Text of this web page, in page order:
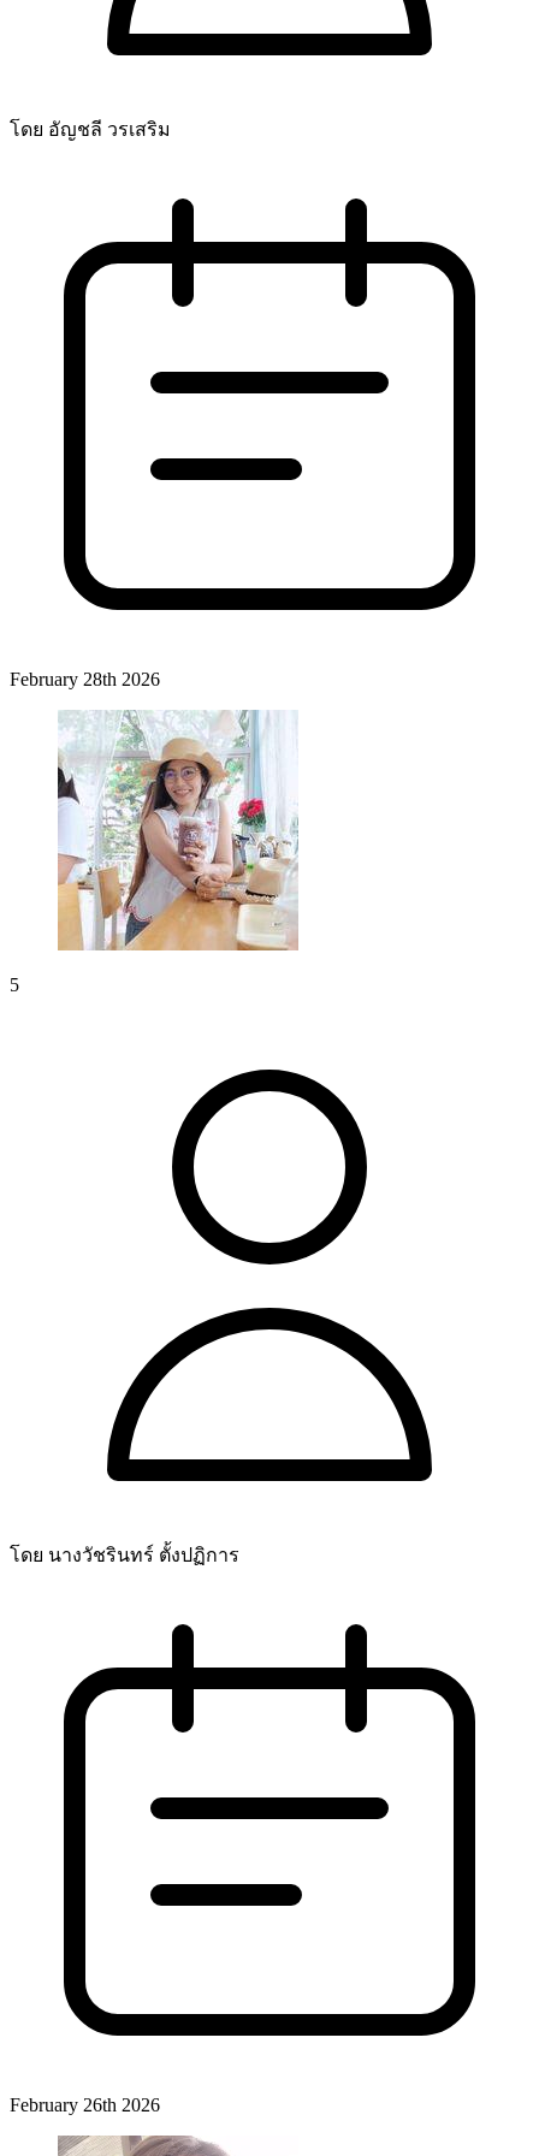
โดย อัญชลี วรเสริม
February 28th 2026
5
โดย นางวัชรินทร์ ตั้งปฏิการ
February 26th 2026